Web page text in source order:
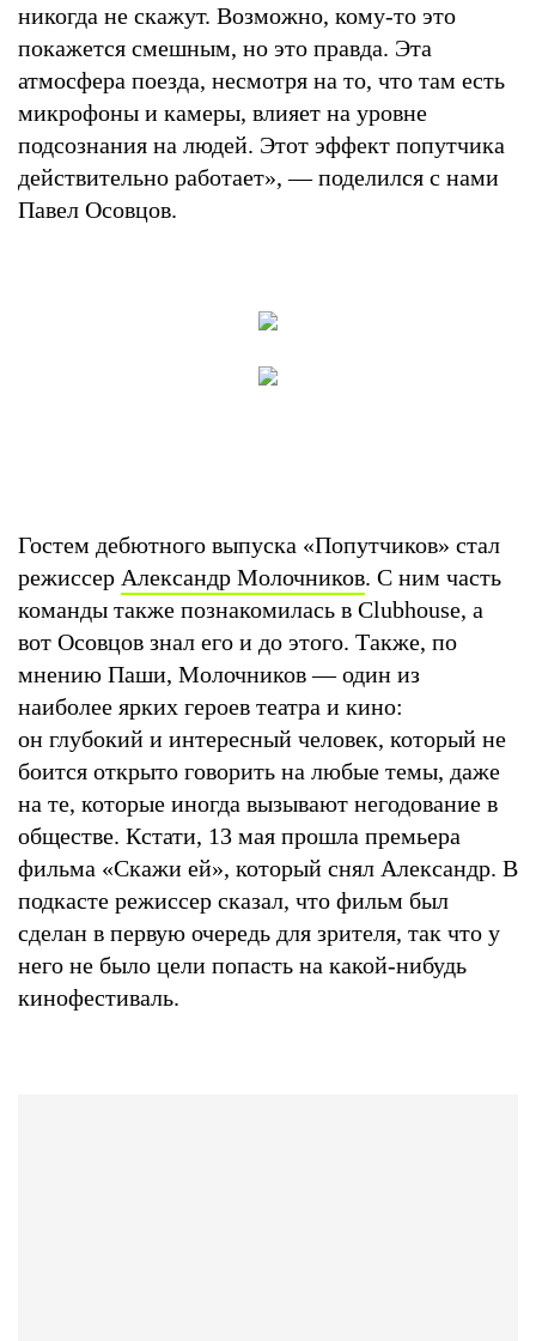
никогда не скажут. Возможно, кому-то это
покажется смешным, но это правда. Эта
атмосфера поезда, несмотря на то, что там есть
микрофоны и камеры, влияет на уровне
подсознания на людей. Этот эффект попутчика
действительно работает»‎, — поделился с нами
Павел Осовцов.
Гостем дебютного выпуска «Попутчиков» стал
режиссер Александр Молочников. С ним часть
команды также познакомилась в Clubhouse, а
вот Осовцов знал его и до этого. Также, по
мнению Паши, Молочников — один из
наиболее ярких героев театра и кино:
он глубокий и интересный человек, который не
боится открыто говорить на любые темы, даже
на те, которые иногда вызывают негодование в
обществе. Кстати, 13 мая прошла премьера
фильма «Скажи ей», который снял Александр. В
подкасте режиссер сказал, что фильм был
сделан в первую очередь для зрителя, так что у
него не было цели попасть на какой-нибудь
кинофестиваль.